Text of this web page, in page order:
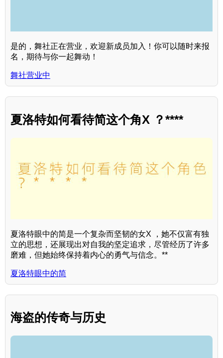
是的，舞社正在营业，欢迎新成员加入！你可以随时来报
名，期待与你一起舞动！
舞社营业中
夏洛特如何看待简这个角X ？****
夏洛特眼中的简是一个复杂而坚韧的女X ，她不仅富有独
立的思想，还展现出对自我的坚定追求，尽管经历了许多
磨难，但她始终保持着内心的勇气与信念。**
夏洛特眼中的简
海盗的传奇与历史